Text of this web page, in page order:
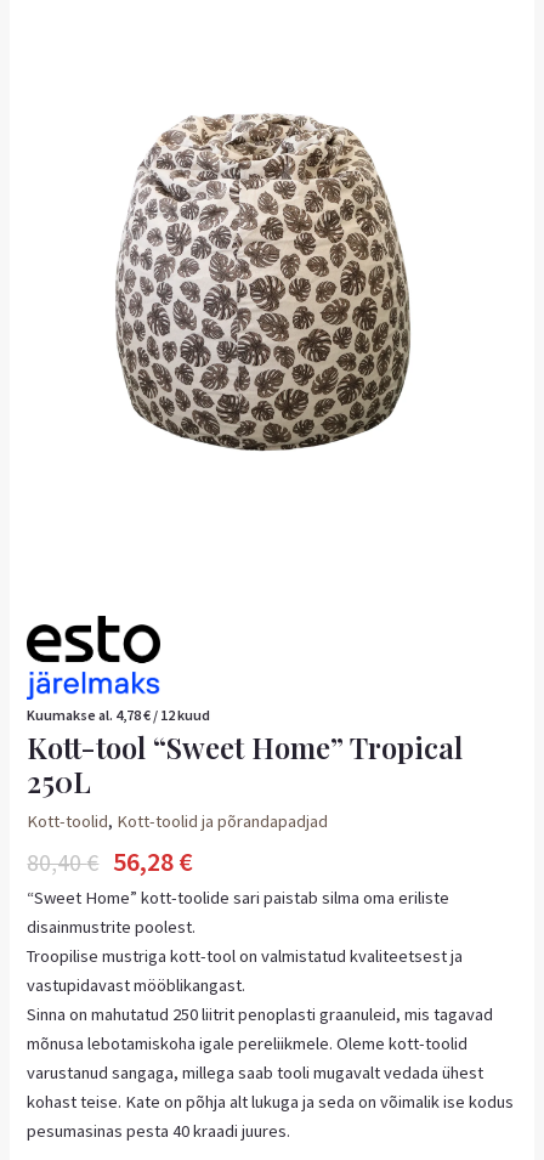
Kuumakse al. 4,78€ / 12 kuud
Kott-tool “Sweet Home” Tropical
250L
Kott-toolid, Kott-toolid ja põrandapadjad
80,40€ 56,28€
“Sweet Home” kott-toolide sari paistab silma oma eriliste
disainmustrite poolest.
Troopilise mustriga kott-tool on valmistatud kvaliteetsest ja
vastupidavast mööblikangast.
Sinna on mahutatud 250 liitrit penoplasti graanuleid, mis tagavad
mõnusa lebotamiskoha igale pereliikmele. Oleme kott-toolid
varustanud sangaga, millega saab tooli mugavalt vedada ühest
kohast teise. Kate on põhja alt lukuga ja seda on võimalik ise kodus
pesumasinas pesta 40 kraadi juures.